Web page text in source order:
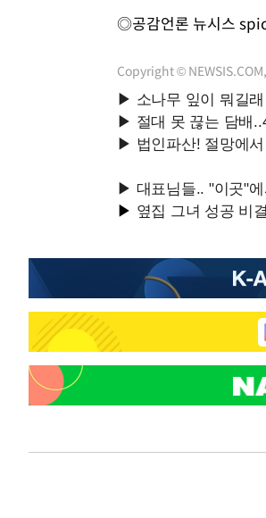
◎공감언론 뉴시스
Copyright ©